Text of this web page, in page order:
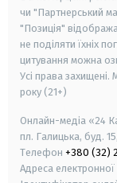
чи "Партнерський
"Позиція"
не поділяти їхніх
цитування можна
Усі права захищені.
року (21+)
Онлайн-медіа «24
пл. Галицька, буд.
Телефон +380 (32)
Адреса